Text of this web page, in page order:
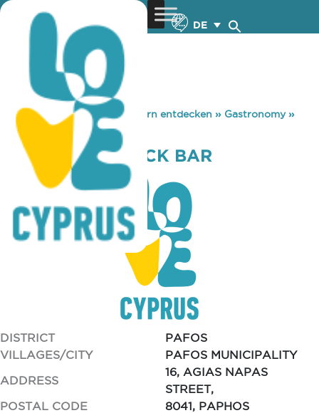
DE
You are here: Home »Zypern entdecken » Gastronomy»
DIFFERENT SNACK BAR
DIFFERENT SNACK BAR
DISTRICT
PAFOS
VILLAGES/CITY
PAFOS MUNICIPALITY
ADDRESS
16, AGIAS NAPAS
STREET,
POSTAL CODE
8041, PAPHOS